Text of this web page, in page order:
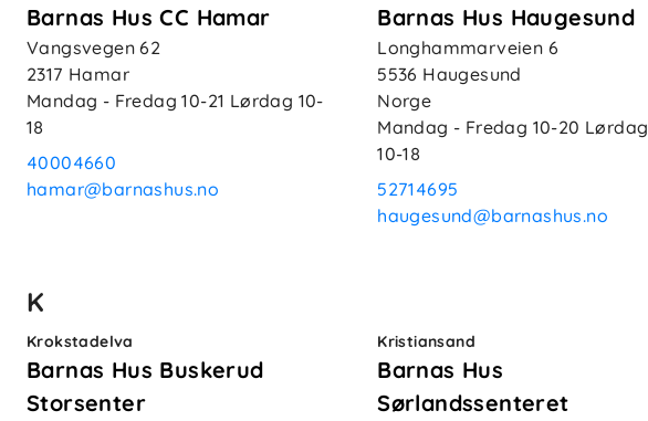
Barnas Hus CC Hamar
Vangsvegen 62
2317 Hamar
Mandag - Fredag10-21 Lørdag 10-
18
40004660
hamar@barnashus.no
Barnas Hus Haugesund
Longhammarveien 6
5536 Haugesund
Norge
Mandag - Fredag 10-20 Lørdag
10-18
52714695
haugesund@barnashus.no
K
Krokstadelva
Barnas Hus Buskerud
Storsenter
Kristiansand
Barnas Hus
Sørlandssenteret